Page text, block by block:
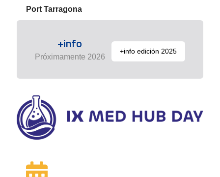
Port Tarragona
+info
Próximamente 2026
+info edición 2025